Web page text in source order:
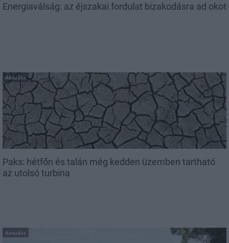
Energiaválság: az éjszakai fordulat bizakodásra ad okot
Aktuális
Paks: hétfőn és talán még kedden üzemben tartható
az utolsó turbina
Aktuális